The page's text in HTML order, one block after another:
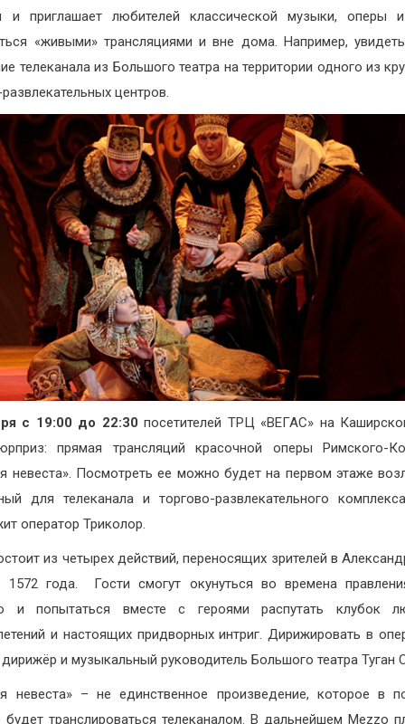
и приглашает любителей классической музыки, оперы
«живыми» трансляциями и вне дома. Например,
телеканала из Большого театра на территории одного из
центров.
с 19:00 до 22:30 посетителей ТРЦ «ВЕГАС» на
прямая трансляций красочной оперы Римского-
невеста». Посмотреть ее можно будет на первом этаже
для телеканала и торгово-развлекательного
оператор Триколор.
из четырех действий, переносящих зрителей в
1572 года. Гости смогут окунуться во времена
и попытаться вместе с героями распутать клубок
и настоящих придворных интриг. Дирижировать в
и музыкальный руководитель Большого театра Туган
невеста» – не единственное произведение, которое в
будет транслироваться телеканалом. В дальнейшем Mezzo